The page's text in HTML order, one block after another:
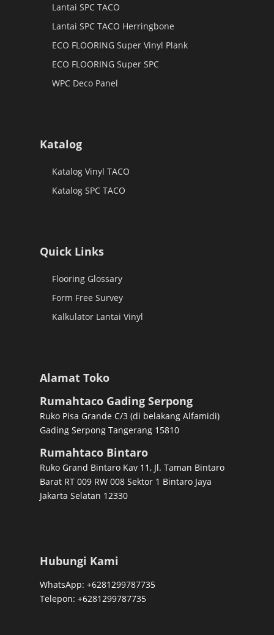
Lantai SPC TACO
Lantai SPC TACO Herringbone
ECO FLOORING Super Vinyl Plank
ECO FLOORING Super SPC
WPC Deco Panel
Katalog
Katalog Vinyl TACO
Katalog SPC TACO
Quick Links
Flooring Glossary
Form Free Survey
Kalkulator Lantai Vinyl
Alamat Toko
Rumahtaco Gading Serpong
Ruko Pisa Grande C/3 (di belakang Alfamidi)
Gading Serpong Tangerang 15810
Rumahtaco Bintaro
Ruko Grand Bintaro Kav 11, Jl. Taman Bintaro
Barat RT 009 RW 008 Sektor 1 Bintaro Jaya
Jakarta Selatan 12330
Hubungi Kami
WhatsApp: +6281299787735
Telepon: +6281299787735